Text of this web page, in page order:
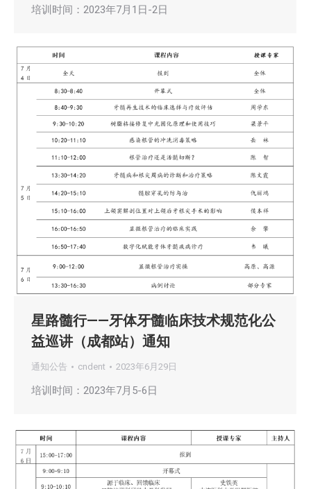
培训时间：2023年7月1日-2日
星路髓行——牙体牙髓临床技术规范化公
益巡讲（成都站）通知
通知公告 cndent 2023年6月29日
培训时间：2023年7月5-6日